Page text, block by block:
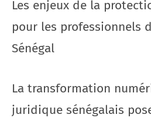
Les enjeux de la
pour les professionnels
Sénégal
La transformation
juridique sénégalais